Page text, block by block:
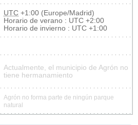
UTC +1:00 (Europe/Madrid)
Horario de verano : UTC +2:00
Horario de invierno : UTC +1:00
Actualmente, el municipio de Agrón no
tiene hermanamiento
Agrón no forma parte de ningún parque
natural